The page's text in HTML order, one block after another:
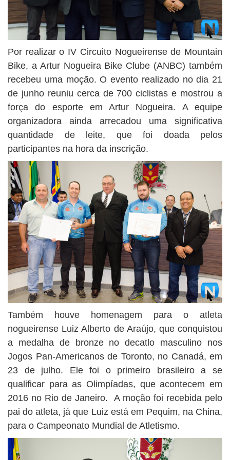
Por realizar o IV Circuito Nogueirense de Mountain
Bike, a Artur Nogueira Bike Clube (ANBC) também
recebeu uma moção. O evento realizado no dia 21
de junho reuniu cerca de 700 ciclistas e mostrou a
força do esporte em Artur Nogueira. A equipe
organizadora ainda arrecadou uma significativa
quantidade de leite, que foi doada pelos
participantes na hora da inscrição.
Também houve homenagem para o atleta
nogueirense Luiz Alberto de Araújo, que conquistou
a medalha de bronze no decatlo masculino nos
Jogos Pan-Americanos de Toronto, no Canadá, em
23 de julho. Ele foi o primeiro brasileiro a se
qualificar para as Olimpíadas, que acontecem em
2016 no Rio de Janeiro. A moção foi recebida pelo
pai do atleta, já que Luiz está em Pequim, na China,
para o Campeonato Mundial de Atletismo.